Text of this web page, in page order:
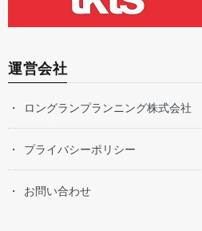
運営会社
ロングランプランニング株式会社
プライバシーポリシー
お問い合わせ